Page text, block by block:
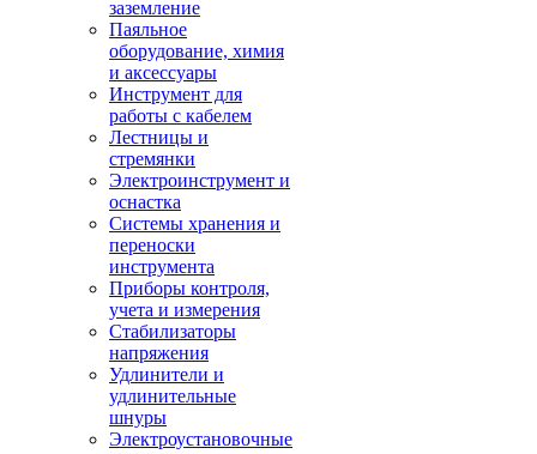
заземление
Паяльное
оборудование, химия
и аксессуары
Инструмент для
работы с кабелем
Лестницы и
стремянки
Электроинструмент и
оснастка
Системы хранения и
переноски
инструмента
Приборы контроля,
учета и измерения
Стабилизаторы
напряжения
Удлинители и
удлинительные
шнуры
Электроустановочные